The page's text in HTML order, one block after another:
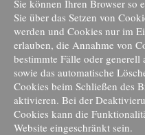
Sie können Ihren Browser so
Sie über das Setzen von
werden und Cookies nur im
erlauben, die Annahme von
bestimmte Fälle oder generell
sowie das automatische
Cookies beim Schließen des
aktivieren. Bei der
Cookies kann die
Website eingeschränkt sein.